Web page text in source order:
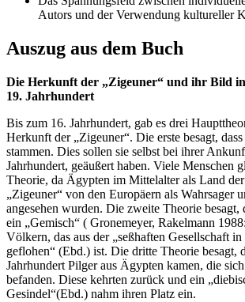
Autors und der Verwendung kultureller
Auszug aus dem Buch
Die Herkunft der „Zigeuner“ und ihr Bild
19. Jahrhundert
Bis zum 16. Jahrhundert, gab es drei
Herkunft der „Zigeuner“. Die erste besagt,
stammen. Dies sollen sie selbst bei ihrer
Jahrhundert, geäußert haben. Viele Menschen
Theorie, da Ägypten im Mittelalter als Land
„Zigeuner“ von den Europäern als Wahrsager
angesehen wurden. Die zweite Theorie besagt,
ein „Gemisch“ ( Gronemeyer, Rakelmann
Völkern, das aus der „seßhaften Gesellschaft
geflohen“ (Ebd.) ist. Die dritte Theorie besagt,
Jahrhundert Pilger aus Ägypten kamen, die
befanden. Diese kehrten zurück und ein
Gesindel“(Ebd.) nahm ihren Platz ein.